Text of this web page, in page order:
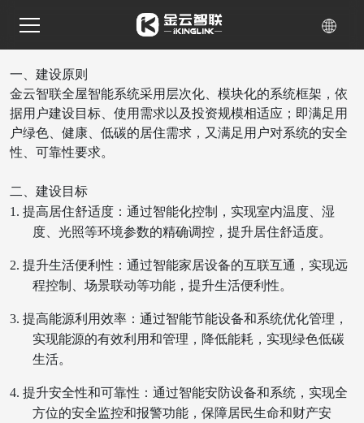
一、 建设原则
金云智联全屋智能系统采用层次化、模块化的系统框架 ，依
据用户建设目标、使用需求以及投资规模相适应 ；即满足用
户绿色、健康、低碳的居住需求 ，又 满足 用户对系统的安全
性、可靠性要求。
二、建设目标
1. 提高居住舒适度：通过智能化控制，实现室内温度、湿
度、光照等环境参数的精确调控，提升居住舒适度。
2. 提升生活便利性：通过智能家居设备的互联互通，实现远
程控制、场景联动等功能，提升生活便利性。
3. 提高能源利用效率：通过智能节能设备和系统优化管理，
实现能源的有效利用和管理，降低能耗，实现绿色低碳
生活。
4. 提升安全性和可靠性：通过智能安防设备和系统，实现全
方位的安全监控和报警功能，保障居民生命和财产安